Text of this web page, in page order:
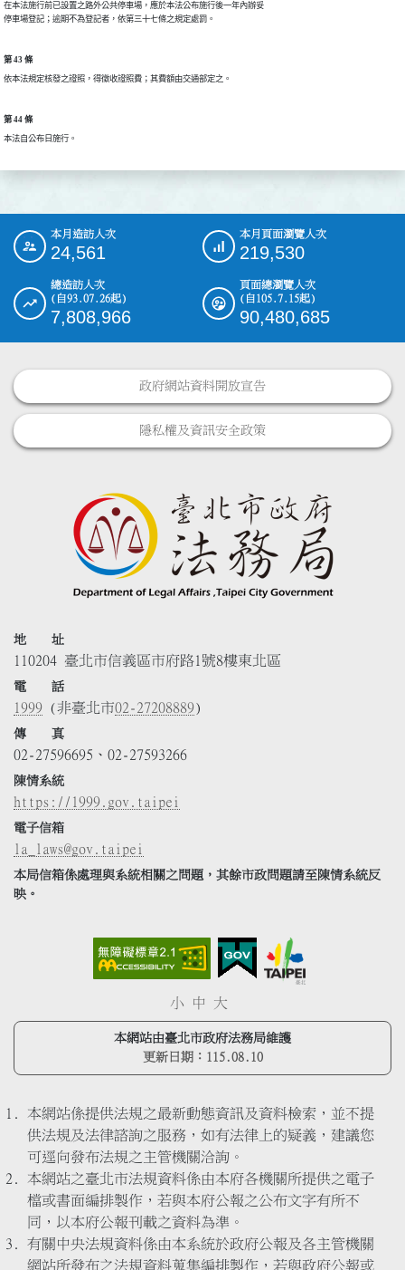
在本法施行前已設置之路外公共停車場，應於本法公布施行後一年內辦妥
停車場登記；逾期不為登記者，依第三十七條之規定處罰。
第 43 條
依本法規定核發之證照，得徵收證照費；其費額由交通部定之。
第 44 條
本法自公布日施行。
::: 本月造訪人次
24,561
本月頁面瀏覽人次
219,530
總造訪人次
(自93.07.26起)
7,808,966
頁面總瀏覽人次
(自105.7.15起)
90,480,685
政府網站資料開放宣告
隱私權及資訊安全政策
地 址
110204 臺北市信義區市府路1號8樓東北區
電 話
1999 (非臺北市02-27208889)
傳 真
02-27596695、02-27593266
陳情系統
https://1999.gov.taipei
電子信箱
la_laws@gov.taipei
本局信箱係處理與系統相關之問題，其餘市政問題請至陳情系統反
映。
小 中 大
本網站由臺北市政府法務局維護
更新日期： 115.08.10
本網站係提供法規之最新動態資訊及資料檢索，並不提
供法規及法律諮詢之服務，如有法律上的疑義，建議您
可逕向發布法規之主管機關洽詢。
本網站之臺北市法規資料係由本府各機關所提供之電子
檔或書面編排製作，若與本府公報之公布文字有所不
同，以本府公報刊載之資料為準。
有關中央法規資料係由本系統於政府公報及各主管機關
網站所發布之法規資料蒐集編排製作，若與政府公報或